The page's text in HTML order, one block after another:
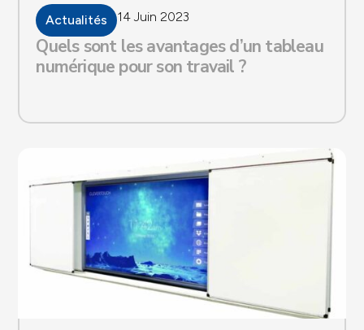
Actualités 14 Juin 2023
Quels sont les avantages d’un tableau
numérique pour son travail ?